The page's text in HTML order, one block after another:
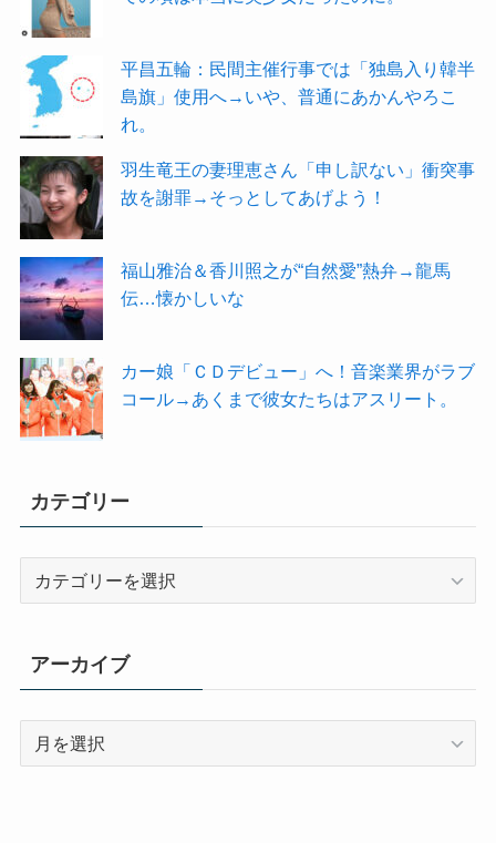
平昌五輪：民間主催行事では「独島入り韓半
島旗」使用へ→いや、普通にあかんやろこ
れ。
羽生竜王の妻理恵さん「申し訳ない」衝突事
故を謝罪→そっとしてあげよう！
福山雅治＆香川照之が“自然愛”熱弁→龍馬
伝…懐かしいな
カー娘「ＣＤデビュー」へ！音楽業界がラブ
コール→あくまで彼女たちはアスリート。
カテゴリー
リ
ー
アーカイブ